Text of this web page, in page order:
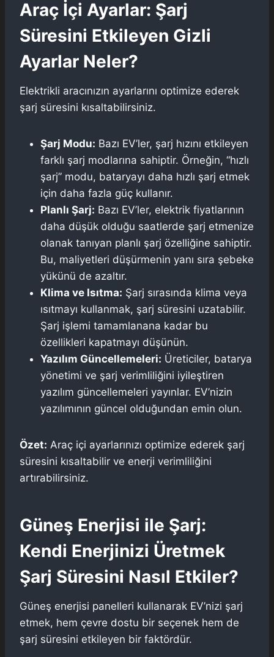
Araç İçi Ayarlar: Şarj
Süresini Etkileyen Gizli
Ayarlar Neler?
Elektrikli aracınızın ayarlarını optimize ederek
şarj süresini kısaltabilirsiniz.
Şarj Modu: Bazı EV’ler, şarj hızını etkileyen
farklı şarj modlarına sahiptir. Örneğin, “hızlı
şarj” modu, bataryayı daha hızlı şarj etmek
için daha fazla güç kullanır.
Planlı Şarj: Bazı EV’ler, elektrik fiyatlarının
daha düşük olduğu saatlerde şarj etmenize
olanak tanıyan planlı şarj özelliğine sahiptir.
Bu, maliyetleri düşürmenin yanı sıra şebeke
yükünü de azaltır.
Klima ve Isıtma: Şarj sırasında klima veya
ısıtmayı kullanmak, şarj süresini uzatabilir.
Şarj işlemi tamamlanana kadar bu
özellikleri kapatmayı düşünün.
Yazılım Güncellemeleri: Üreticiler, batarya
yönetimi ve şarj verimliliğini iyileştiren
yazılım güncellemeleri yayınlar. EV’nizin
yazılımının güncel olduğundan emin olun.
Özet: Araç içi ayarlarınızı optimize ederek şarj
süresini kısaltabilir ve enerji verimliliğini
artırabilirsiniz.
Güneş Enerjisi ile Şarj:
Kendi Enerjinizi Üretmek
Şarj Süresini Nasıl Etkiler?
Güneş enerjisi panelleri kullanarak EV’nizi şarj
etmek, hem çevre dostu bir seçenek hem de
şarj süresini etkileyen bir faktördür.